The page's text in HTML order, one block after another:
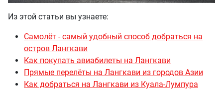
Из этой статьи вы узнаете:
Самолёт - самый удобный способ добраться на
остров Лангкави
Как покупать авиабилеты на Лангкави
Прямые перелёты на Лангкави из городов Азии
Как добраться на Лангкави из Куала-Лумпура